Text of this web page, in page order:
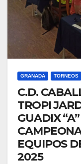
GRANADA TORNEOS
C.D.
TROPI
GUADIX
EQUIPOS
2025